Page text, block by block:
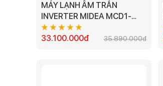
MÁY LẠNH ÂM TRẦN
INVERTER MIDEA MCD1-
50CRDN8 5.0HP
33.100.000đ
35.890.000đ